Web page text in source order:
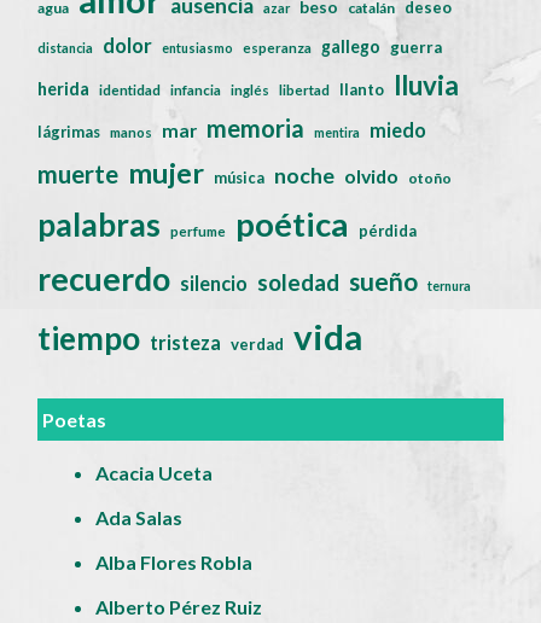
agua azar beso catalán deseo
distancia dolor entusiasmo esperanza gallego guerra
herida identidad infancia inglés libertad llanto lluvia
lágrimas manos mar memoria mentira miedo
muerte mujer música noche olvido otoño
palabras perfume poética pérdida
recuerdo silencio soledad sueño ternura
tiempo tristeza verdad vida
Poetas
Acacia Uceta
Ada Salas
Alba Flores Robla
Alberto Pérez Ruiz